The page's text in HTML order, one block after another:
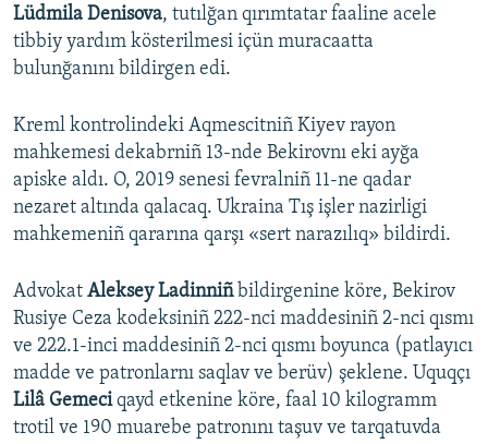
Lüdmila Denisova, tutılğan qırımtatar faaline acele
tibbiy yardım kösterilmesi içün muracaatta
bulunğanını bildirgen edi.
Kreml kontrolindeki Aqmescitniñ Kiyev rayon
mahkemesi dekabrniñ 13-nde Bekirovnı eki ayğa
apiske aldı. O, 2019 senesi fevralniñ 11-ne qadar
nezaret altında qalacaq. Ukraina Tış işler nazirligi
mahkemeniñ qararına qarşı «sert narazılıq» bildirdi.
Advokat Aleksey Ladinniñbildirgenine köre, Bekirov
Rusiye Ceza kodeksiniñ 222-nci maddesiniñ 2-nci qısmı
ve 222.1-inci maddesiniñ 2-nci qısmı boyunca (patlayıcı
madde ve patronlarnı saqlav ve berüv) şeklene. Uquqçı
Lilâ Gemeciqayd etkenine köre, faal 10 kilogramm
trotil ve 190 muarebe patronını taşuv ve tarqatuvda